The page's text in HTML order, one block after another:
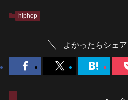
hiphop
よかったらシェア